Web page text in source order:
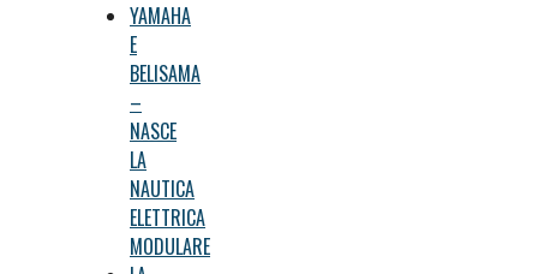
YAMAHA
E
BELISAMA
–
NASCE
LA
NAUTICA
ELETTRICA
MODULARE